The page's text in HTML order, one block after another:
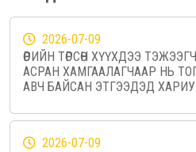
2026-07-09
ӨӨРИЙН ТӨРСӨН ХҮҮХДЭЭ
АСРАН ХАМГААЛАГЧААР НЬ
АВЧ БАЙСАН ЭТГЭЭДЭД
2026-07-09